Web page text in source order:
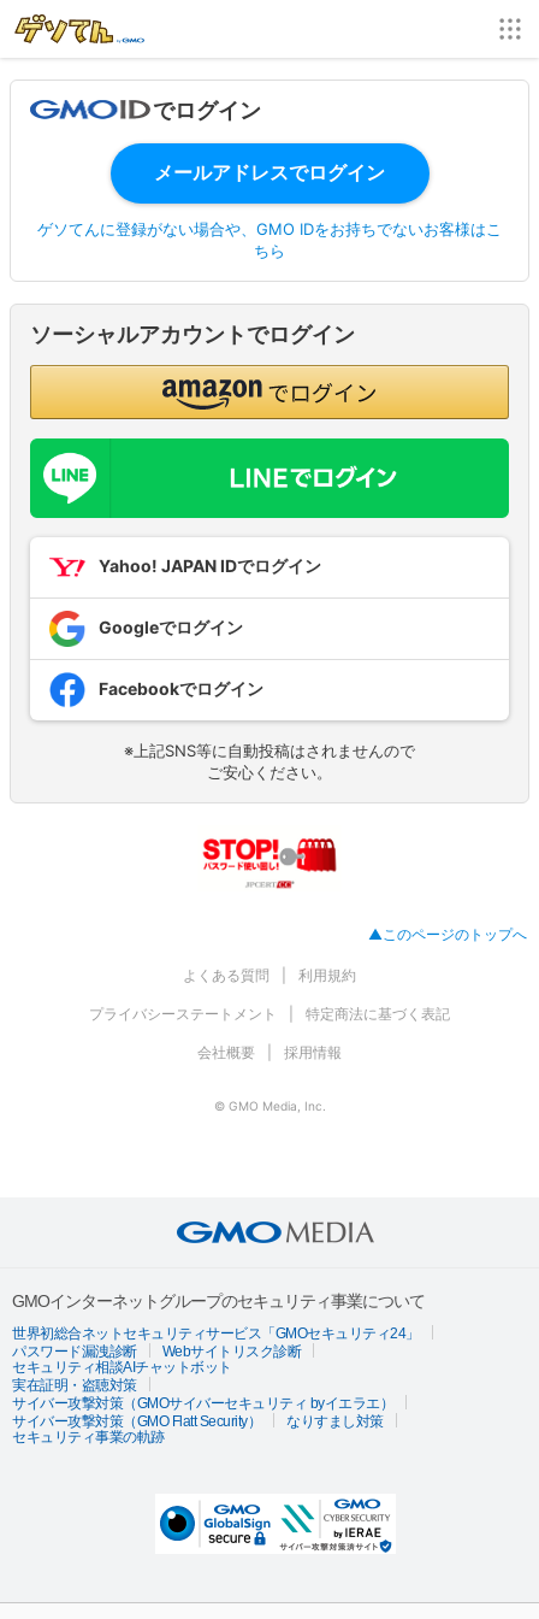
でログイン
ゲソてんに登録がない場合や、GMO IDをお持ちでないお客様はこ
ちら
ソーシャルアカウントでログイン
Yahoo! JAPAN IDでログイン
Googleでログイン
Facebookでログイン
※上記SNS等に自動投稿はされませんので
ご安心ください。
▲このページのトップへ
よくある質問 利用規約
プライバシーステートメント 特定商法に基づく表記
会社概要 採用情報
© GMO Media, Inc.
GMOインターネットグループのセキュリティ事業について
世界初総合ネットセキュリティサービス「GMOセキュリティ24」
パスワード漏洩診断
Webサイトリスク診断
セキュリティ相談AIチャットボット
実在証明・盗聴対策
サイバー攻撃対策（GMOサイバーセキュリティ byイエラエ）
サイバー攻撃対策（GMO Flatt Security）
なりすまし対策
セキュリティ事業の軌跡